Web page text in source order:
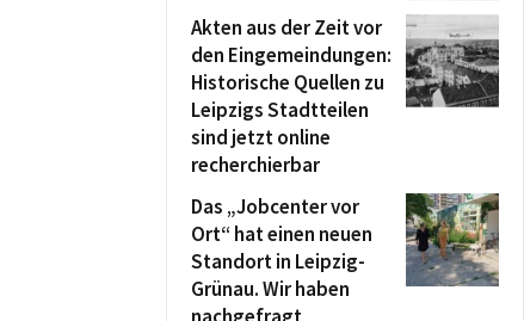
Akten aus der Zeit vor
den Eingemeindungen:
Historische Quellen zu
Leipzigs Stadtteilen
sind jetzt online
recherchierbar
Das „Jobcenter vor
Ort“ hat einen neuen
Standort in Leipzig-
Grünau. Wir haben